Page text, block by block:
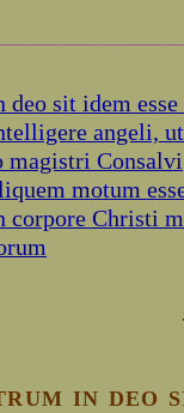
deo sit idem
angeli,
magistri Consalvi
motum
corpore Christi
in deo